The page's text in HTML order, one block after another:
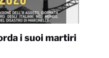
i suoi martiri